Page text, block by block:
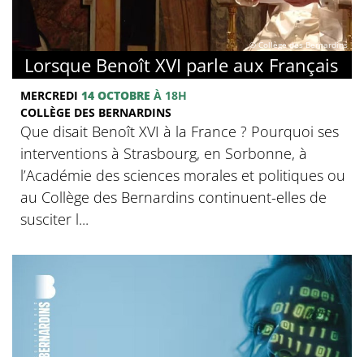
© Collège des Bernardins
Lorsque Benoît XVI parle aux Français
MERCREDI 14 OCTOBRE À 18H
COLLÈGE DES BERNARDINS
Que disait Benoît XVI à la France ? Pourquoi ses
interventions à Strasbourg, en Sorbonne, à
l’Académie des sciences morales et politiques ou
au Collège des Bernardins continuent-elles de
susciter l...